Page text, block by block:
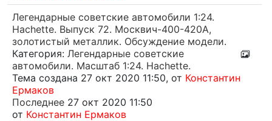
Легендарные советские автомобили 1:24.
Hachette. Выпуск 72. Москвич-400-420А,
золотистый металлик. Обсуждение модели.
Категория: Легендарные советские
автомобили. Масштаб 1:24. Hachette.
Тема создана 27 окт 2020 11:50, от Константин
Ермаков
Последнее 27 окт 2020 11:50
от Константин Ермаков